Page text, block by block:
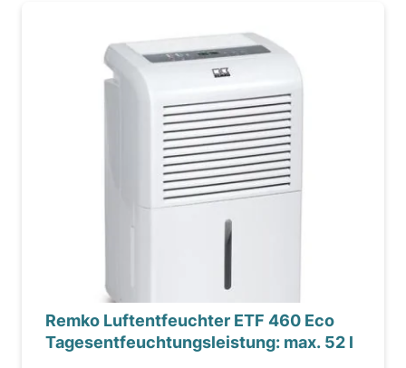
Remko Luftentfeuchter ETF 460 Eco
Tagesentfeuchtungsleistung: max. 52 l